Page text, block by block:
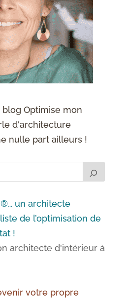
Optimise mon
d'architecture
nulle part ailleurs !
un architecte
de l’optimisation de
!
architecte d'intérieur à
votre propre